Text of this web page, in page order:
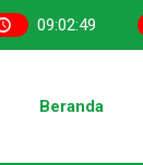
09:02:49
Beranda